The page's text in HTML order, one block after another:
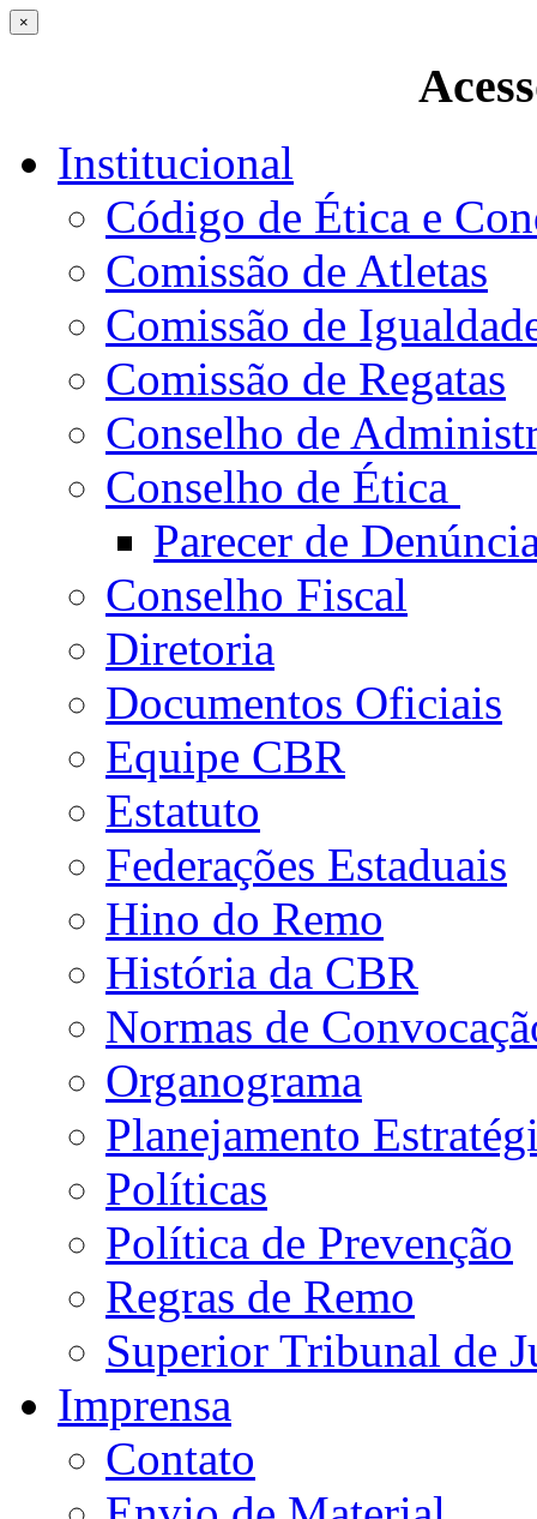
×
Institucional
Código de Ética e
Comissão de Atletas
Comissão de
Comissão de Regatas
Conselho de
Conselho de Ética
Parecer de
Conselho Fiscal
Diretoria
Documentos Oficiais
Equipe CBR
Estatuto
Federações Estaduais
Hino do Remo
História da CBR
Normas de
Organograma
Planejamento
Políticas
Política de Prevenção
Regras de Remo
Superior Tribunal de
Imprensa
Contato